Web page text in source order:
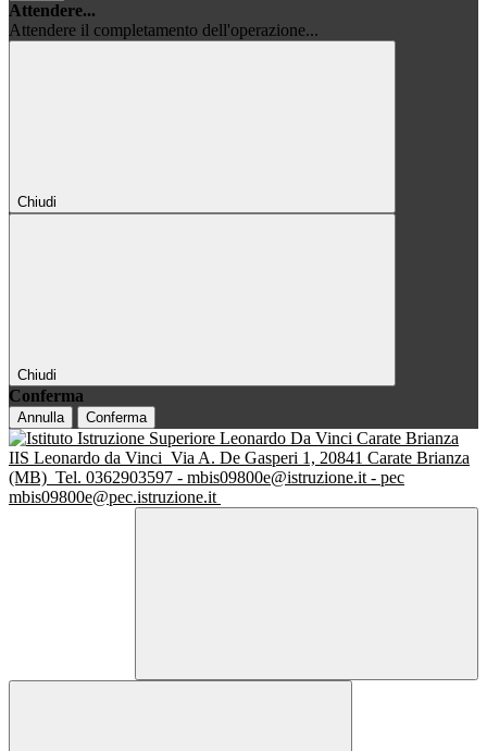
Attendere...
Attendere il completamento dell'operazione...
Chiudi
Chiudi
Conferma
Annulla Conferma
IIS Leonardo da Vinci Via A. De Gasperi 1, 20841 Carate Brianza
(MB) Tel. 0362903597 - mbis09800e@istruzione.it - pec
mbis09800e@pec.istruzione.it